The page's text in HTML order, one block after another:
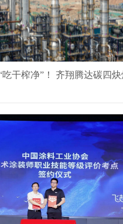
吃干榨净”！ 齐翔腾达碳四